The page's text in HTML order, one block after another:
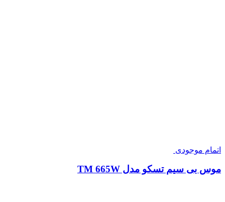
اتمام موجودی
موس بی سیم تسکو مدل TM 665W